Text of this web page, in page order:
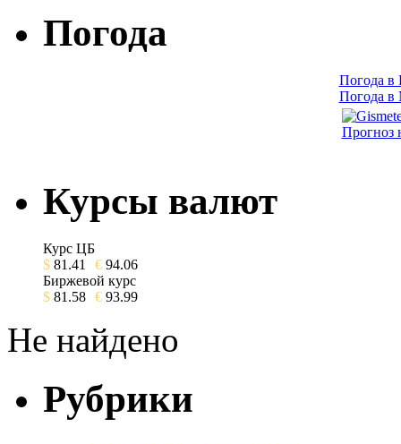
Погода
Погода в
Погода в
Прогноз
Курсы валют
Курс ЦБ
$ 81.41 € 94.06
Биржевой курс
$ 81.58 € 93.99
Не найдено
Рубрики